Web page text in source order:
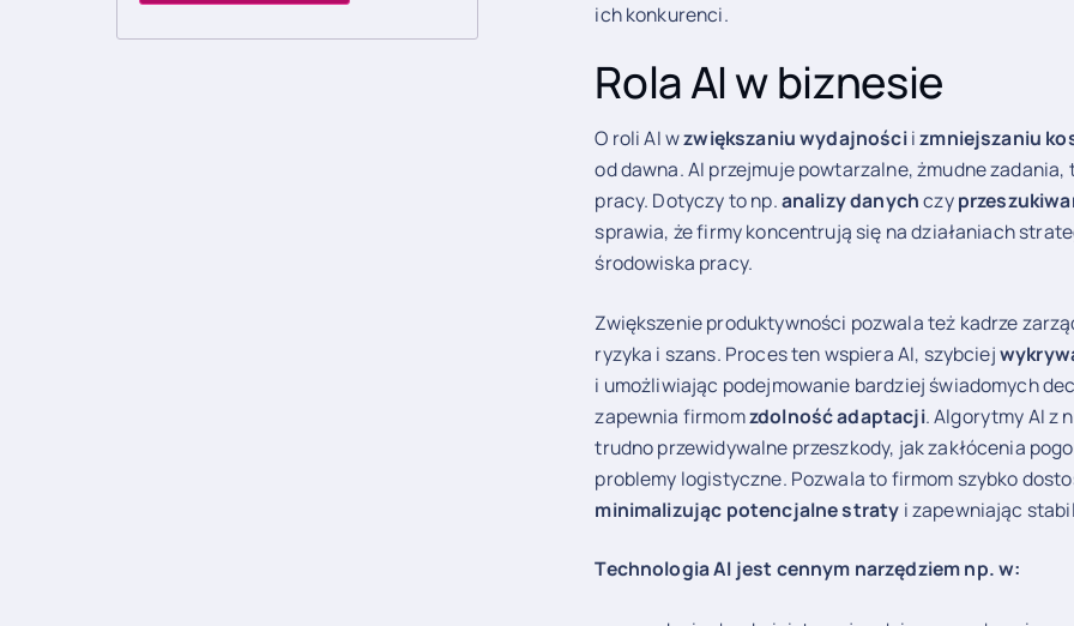
ich konkurenci.
Rola AI w biznesie
O roli AI wzwiększaniu wydajnościizmniejszaniu
od dawna. AI przejmuje powtarzalne, żmudne zadania,
pracy. Dotyczy to np.analizy danychczy
sprawia, że firmy koncentrują się na działaniach
środowiska pracy.
Zwiększenie produktywności pozwala też kadrze
ryzyka i szans. Proces ten wspiera AI, szybciej
i umożliwiając podejmowanie bardziej świadomych
zapewnia firmomzdolność adaptacji. Algorytmy AI z
trudno przewidywalne przeszkody, jak zakłócenia
problemy logistyczne. Pozwala to firmom szybko
minimalizując potencjalne straty i zapewniając
Technologia AI jest cennym narzędziem np. w: